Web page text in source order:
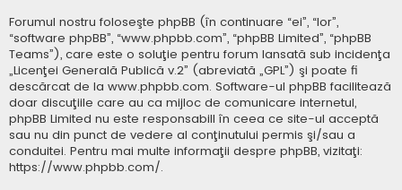
Forumul nostru foloseşte phpBB (în continuare “ei”, “lor”,
“software phpBB”, “www.phpbb.com”, “phpBB Limited”, “phpBB
Teams”), care este o soluţie pentru forum lansată sub incidenţa
„Licenţei Generală Publică v.2” (abreviată „GPL”) şi poate fi
descărcat de la www.phpbb.com. Software-ul phpBB facilitează
doar discuţiile care au ca mijloc de comunicare internetul,
phpBB Limited nu este responsabill în ceea ce site-ul acceptă
sau nu din punct de vedere al conţinutului permis şi/sau a
conduitei. Pentru mai multe informaţii despre phpBB, vizitaţi:
https://www.phpbb.com/.